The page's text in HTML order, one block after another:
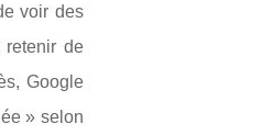
voir des
retenir de
Google
» selon